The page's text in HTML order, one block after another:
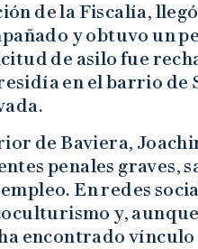
de la Fiscalía,
y obtuvo un
de asilo fue
en el barrio de
de Baviera,
penales graves,
En redes
y,
encontrado